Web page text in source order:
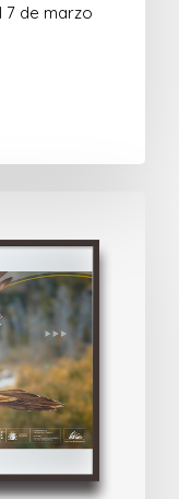
7 de marzo